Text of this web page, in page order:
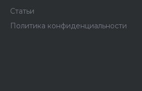
Статьи
Политика конфиденциальности